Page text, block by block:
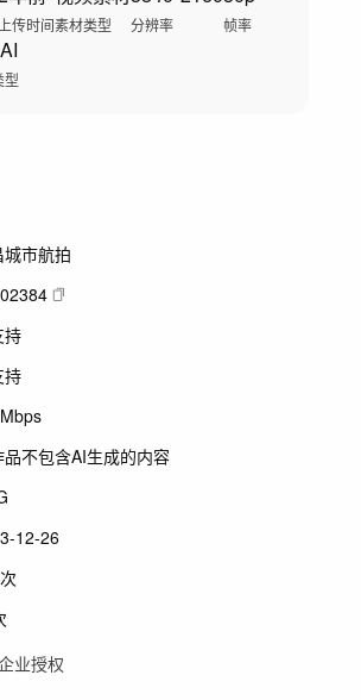
上传时间素材类型 分辨率 帧率
型
市航拍
持
持
品不包含AI生成的内容
12-26
业授权